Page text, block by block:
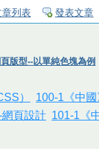
章列表 發表文章
版型--以單純色塊為例
）
100-1《中
頁設計 101-1《